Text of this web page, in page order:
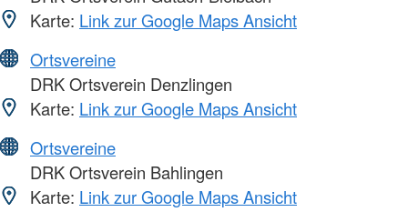
Karte: Link zur Google Maps Ansicht
Ortsvereine
DRK Ortsverein Denzlingen
Karte: Link zur Google Maps Ansicht
Ortsvereine
DRK Ortsverein Bahlingen
Karte: Link zur Google Maps Ansicht